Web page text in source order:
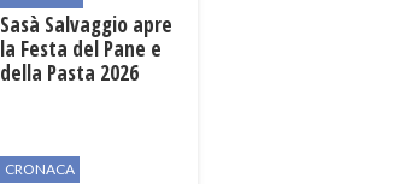
Sasà Salvaggio apre
la Festa del Pane e
della Pasta 2026
CRONACA